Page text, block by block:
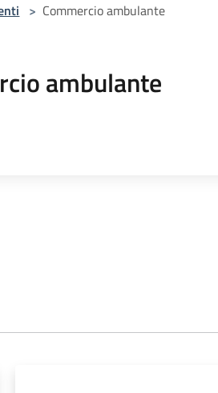
> Commercio ambulante
ambulante